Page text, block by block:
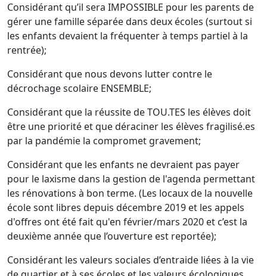
Considérant qu’il sera IMPOSSIBLE pour les parents de
gérer une famille séparée dans deux écoles (surtout si
les enfants devaient la fréquenter à temps partiel à la
rentrée);
Considérant que nous devons lutter contre le
décrochage scolaire ENSEMBLE;
Considérant que la réussite de TOU.TES les élèves doit
être une priorité et que déraciner les élèves fragilisé.es
par la pandémie la compromet gravement;
Considérant que les enfants ne devraient pas payer
pour le laxisme dans la gestion de l'agenda permettant
les rénovations à bon terme. (Les locaux de la nouvelle
école sont libres depuis décembre 2019 et les appels
d'offres ont été fait qu'en février/mars 2020 et c’est la
deuxième année que l’ouverture est reportée);
Considérant les valeurs sociales d’entraide liées à la vie